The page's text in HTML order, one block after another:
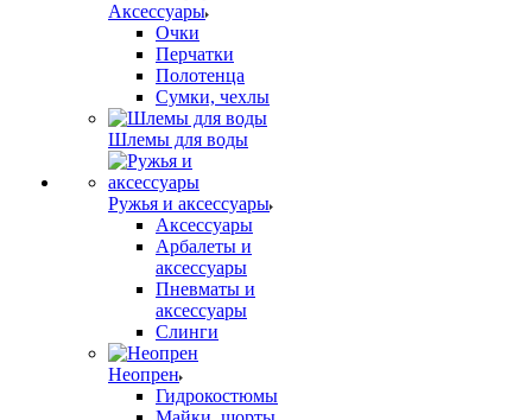
Аксессуары
Очки
Перчатки
Полотенца
Сумки, чехлы
Шлемы для воды
Ружья и аксессуары
Аксессуары
Арбалеты и
аксессуары
Пневматы и
аксессуары
Слинги
Неопрен
Гидрокостюмы